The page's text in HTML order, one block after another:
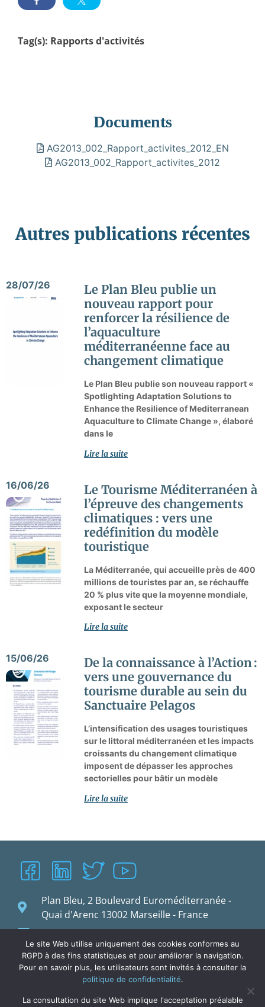
Tag(s): Rapports d'activités
Documents
AG2013_002_Rapport_activites_2012_EN
AG2013_002_Rapport_activites_2012
Autres publications récentes
28/07/26
Le Plan Bleu publie un
nouveau rapport pour
renforcer la résilience de
l’aquaculture
méditerranéenne face au
changement climatique
Le Plan Bleu publie son nouveau rapport «
Spotlighting Adaptation Solutions to
Enhance the Resilience of Mediterranean
Aquaculture to Climate Change », élaboré
dans le
Lire la suite
16/06/26
Le Tourisme Méditerranéen à
l’épreuve des changements
climatiques : vers une
redéfinition du modèle
touristique
La Méditerranée, qui accueille près de 400
millions de touristes par an, se réchauffe
20 % plus vite que la moyenne mondiale,
exposant le secteur
Lire la suite
15/06/26
De la connaissance à l’Action :
vers une gouvernance du
tourisme durable au sein du
Sanctuaire Pelagos
L’intensification des usages touristiques
sur le littoral méditerranéen et les impacts
croissants du changement climatique
imposent de dépasser les approches
sectorielles pour bâtir un modèle
Lire la suite
Plan Bleu, 2 Boulevard Euroméditerranée -
Quai d'Arenc 13002 Marseille - France
planbleu@planbleu.org
Le site Web utilise uniquement des cookies conformes au
RGPD à des fins statistiques et pour améliorer la navigation.
Pour en savoir plus, les utilisateurs sont invités à consulter la
politique de confidentialité.
La consultation du site Web implique l'acceptation préalable